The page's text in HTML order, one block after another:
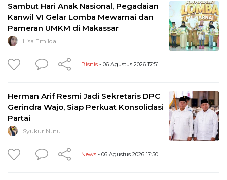
Sambut Hari Anak Nasional, Pegadaian
Kanwil VI Gelar Lomba Mewarnai dan
Pameran UMKM di Makassar
Lisa Emilda
Bisnis - 06 Agustus 2026 17:51
Herman Arif Resmi Jadi Sekretaris DPC
Gerindra Wajo, Siap Perkuat Konsolidasi
Partai
Syukur Nutu
News - 06 Agustus 2026 17:50